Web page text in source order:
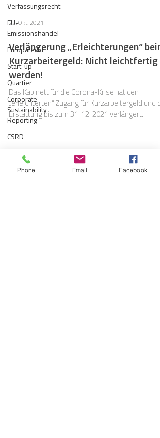
Verfassungsrecht
EU-
Emissionshandel
Europarecht
Start-up
Quartier
Corporate
Sustainability
Reporting
CSRD
Nachhaltigkeitsberichterstattung
Berichtspflicht
22. Okt. 2021
Verlängerung „Erleichterungen“ beim
Kurzarbeitergeld: Nicht leichtfertig
werden!
Das Kabinett für die Corona-Krise hat den
„erleichterten“ Zugang für Kurzarbeitergeld und
Erstattung bis zum 31. 12. 2021 verlängert.
15. Okt. 2021
Phone Email Facebook